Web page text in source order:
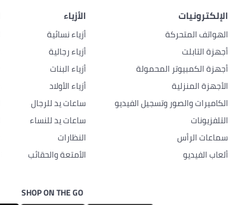
الإلكترونيات
الهواتف المتحركة
أجهزة التابلت
أجهزة الكمبيوتر المحمولة
الأجهزة المنزلية
الكاميرات والصور وتسجيل الفيديو
التلفزيونات
سماعات الرأس
ألعاب الفيديو
الأزياء
أزياء نسائية
أزياء رجالية
أزياء البنات
أزياء الأولاد
ساعات يد للرجال
ساعات يد للنساء
النظارات
الأمتعة والحقائب
SHOP ON THE GO